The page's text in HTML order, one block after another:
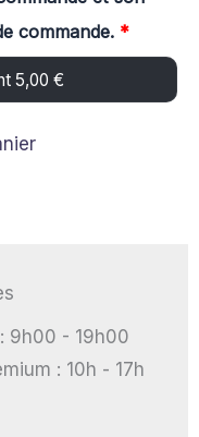
commande. *
5,00 €
9h00 - 19h00
: 10h - 17h